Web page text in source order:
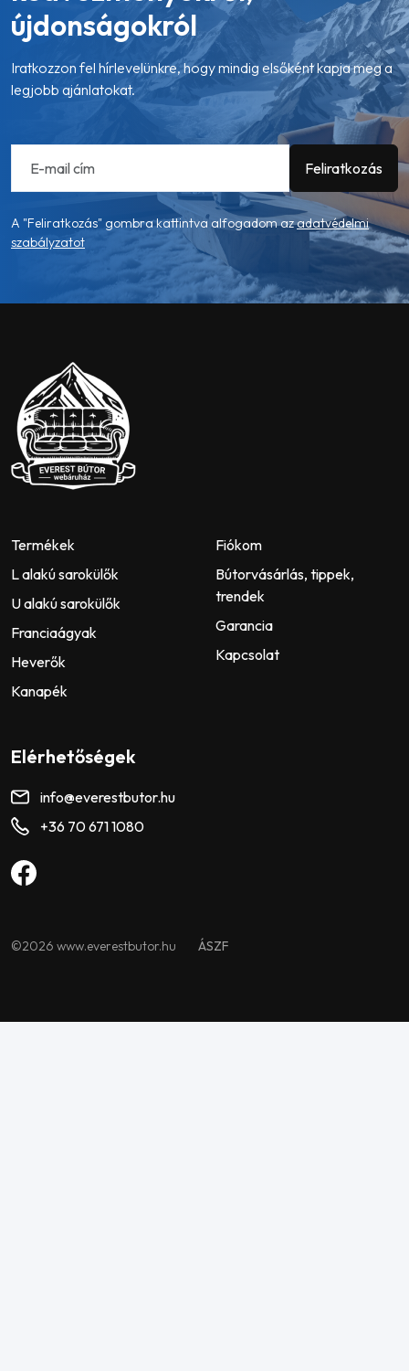
újdonságokról
Iratkozzon fel hírlevelünkre, hogy mindig elsőként kapja meg a
legjobb ajánlatokat.
A "Feliratkozás" gombra kattintva alfogadom azadatvédelmi
szabályzatot
Termékek
L alakú sarokülők
U alakú sarokülők
Franciaágyak
Heverők
Kanapék
Fiókom
Bútorvásárlás, tippek,
trendek
Garancia
Kapcsolat
Elérhetőségek
info@everestbutor.hu
+36 70 671 1080
©2026 www.everestbutor.hu ÁSZF